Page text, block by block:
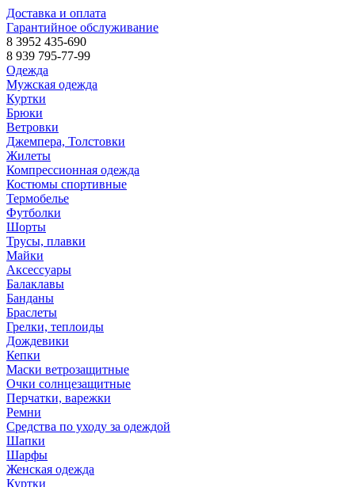
Доставка и оплата
Гарантийное обслуживание
8 3952 435-690
8 939 795-77-99
Одежда
Мужская одежда
Куртки
Брюки
Ветровки
Джемпера, Толстовки
Жилеты
Компрессионная одежда
Костюмы спортивные
Термобелье
Футболки
Шорты
Трусы, плавки
Майки
Аксессуары
Балаклавы
Банданы
Браслеты
Грелки, теплоиды
Дождевики
Кепки
Маски ветрозащитные
Очки солнцезащитные
Перчатки, варежки
Ремни
Средства по уходу за одеждой
Шапки
Шарфы
Женская одежда
Куртки